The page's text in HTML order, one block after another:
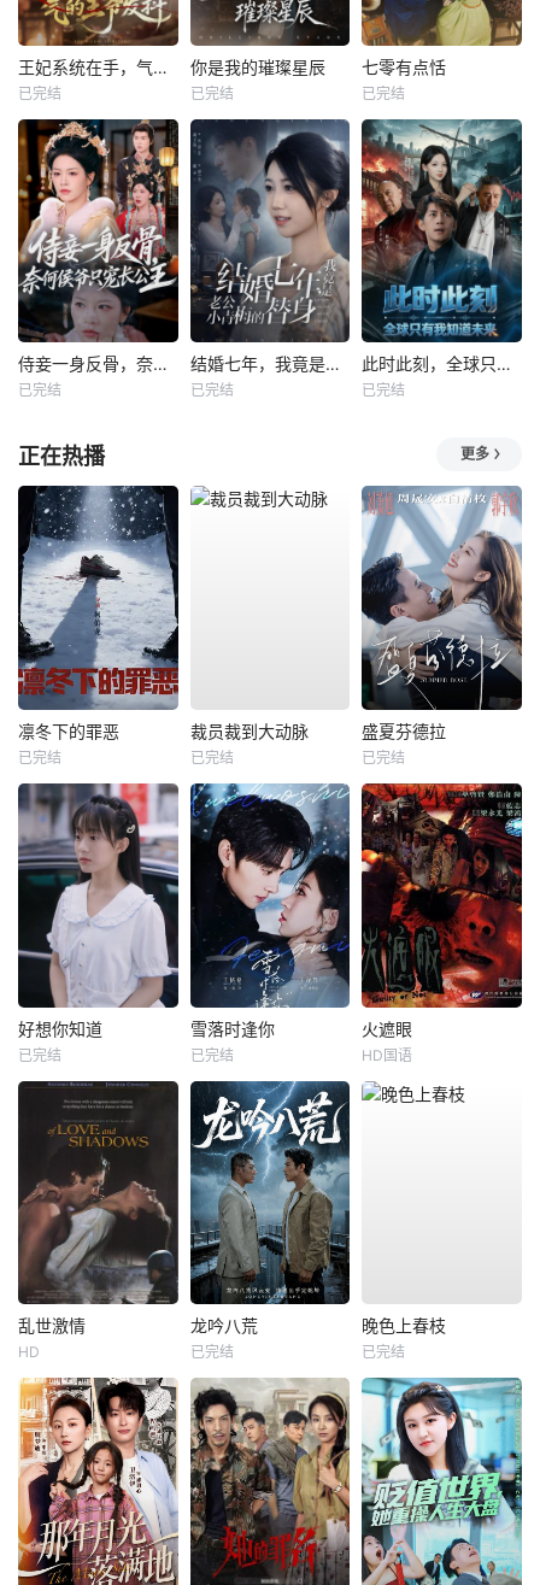
王妃系统在手，气的王爷发抖
已完结
你是我的璀璨星辰
已完结
七零有点恬
已完结
侍妾一身反骨，奈何侯爷只宠长公主
已完结
结婚七年，我竟是老公小青梅的替身
已完结
此时此刻，全球只有我知道未来
已完结
正在热播 更多
凛冬下的罪恶
已完结
裁员裁到大动脉
已完结
盛夏芬德拉
已完结
好想你知道
已完结
雪落时逢你
已完结
火遮眼
HD国语
乱世激情
HD
龙吟八荒
已完结
晚色上春枝
已完结